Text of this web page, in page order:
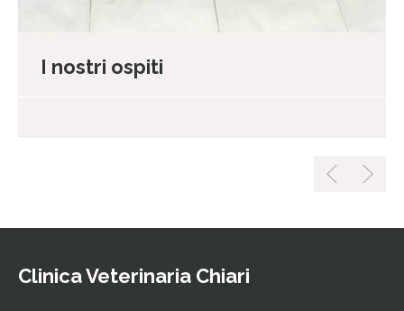
I nostri ospiti
Clinica Veterinaria Chiari